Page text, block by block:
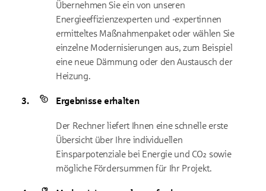
Übernehmen Sie ein von unseren
Energieeffizienzexperten und -expertinnen
ermitteltes Maßnahmenpaket oder wählen Sie
einzelne Modernisierungen aus, zum Beispiel
eine neue Dämmung oder den Austausch der
Heizung.
Ergebnisse erhalten
Der Rechner liefert Ihnen eine schnelle erste
Übersicht über Ihre individuellen
Einsparpotenziale bei Energie und CO₂ sowie
mögliche Fördersummen für Ihr Projekt.